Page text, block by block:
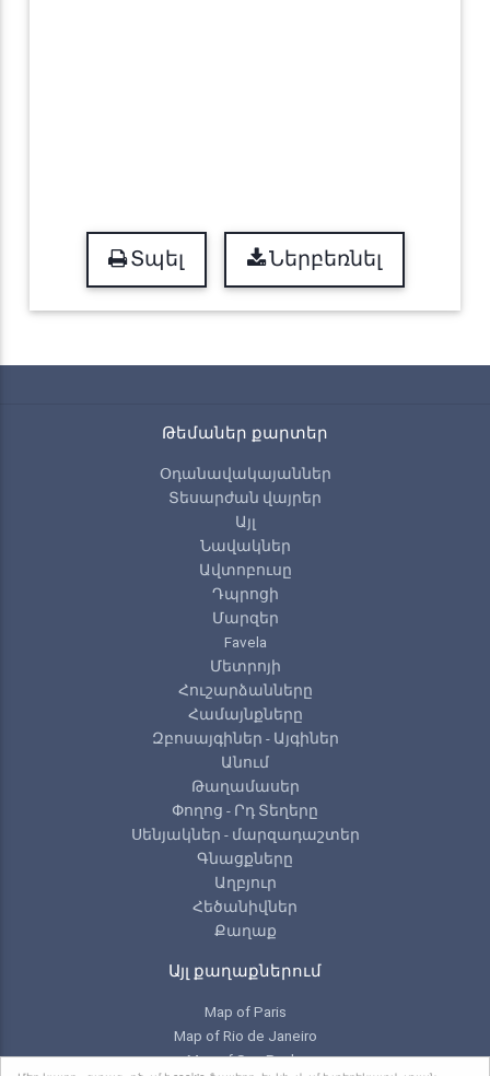
Տպել Ներբեռնել
Թեմաներ քարտեր
Օդանավակայաններ
Տեսարժան վայրեր
Այլ
Նավակներ
Ավտոբուսը
Դպրոցի
Մարզեր
Favela
Մետրոյի
Հուշարձանները
Համայնքները
Զբոսայգիներ - Այգիներ
Անում
Թաղամասեր
Փողոց - Րդ Տեղերը
Սենյակներ - մարզադաշտեր
Գնացքները
Աղբյուր
Հեծանիվներ
Քաղաք
Այլ քաղաքներում
Map of Paris
Map of Rio de Janeiro
Map of Sao Paulo